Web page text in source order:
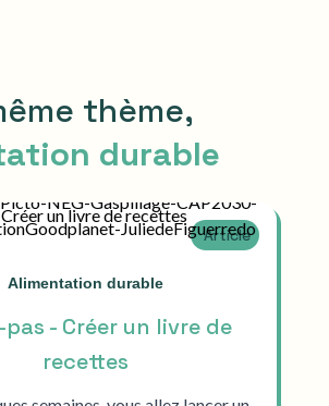
thème,
durable
Article
Alimentation durable
pas - Créer un livre de
recettes